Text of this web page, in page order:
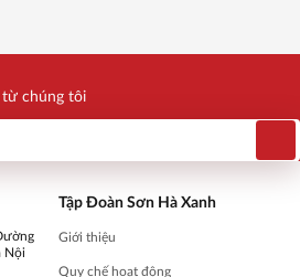
từ chúng tôi
Nội
Tập Đoàn Sơn Hà Xanh
Giới thiệu
Quy chế hoạt động